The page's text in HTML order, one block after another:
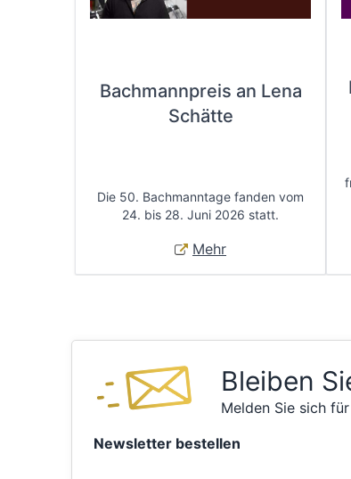
Bachmannpreis an Lena
Schätte
Die 50. Bachmanntage fanden vom
24. bis 28. Juni 2026 statt.
Mehr
Bleiben
Melden Sie sich